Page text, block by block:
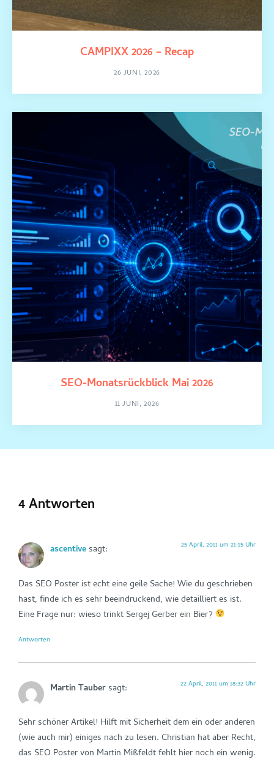
CAMPIXX 2026 – Recap
26 JUNI, 2026
SEO-Monatsrückblick Mai 2026
11 JUNI, 2026
4 Antworten
ascentivesagt: 25 April, 2011 um 21:15 Uhr
Das SEO Poster ist echt eine geile Sache! Wie du geschrieben
hast, finde ich es sehr beeindruckend, wie detailliert es ist.
Eine Frage nur: wieso trinkt Sergej Gerber ein Bier?
Antworten
Martin Taubersagt: 22 April, 2011 um 18:32 Uhr
Sehr schöner Artikel! Hilft mit Sicherheit dem ein oder anderen
(wie auch mir) einiges nach zu lesen. Christian hat aber Recht,
das SEO Poster von Martin Mißfeldt fehlt hier noch ein wenig.